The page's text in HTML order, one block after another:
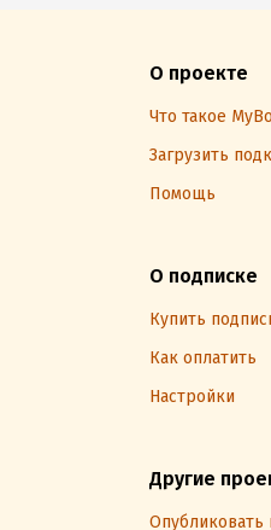
О проекте
Что такое
Загрузить
Помощь
О подписке
Купить
Как оплатить
Настройки
Другие
Опубликовать